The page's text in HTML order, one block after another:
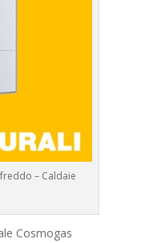
– Caldaie
Cosmogas